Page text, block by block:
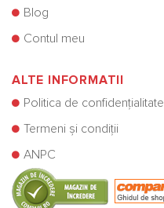
Blog
Contul meu
ALTE INFORMATII
Politica de confidențialitate
Termeni și condiții
ANPC